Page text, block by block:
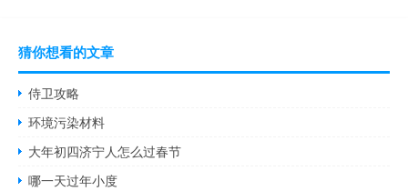
猜你想看的文章
侍卫攻略
环境污染材料
大年初四济宁人怎么过春节
哪一天过年小度